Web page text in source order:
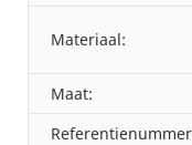
Materiaal:
Maat: